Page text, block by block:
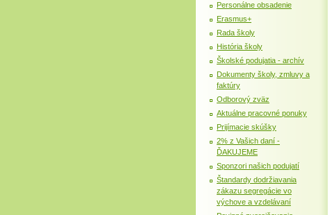
Personálne obsadenie
Erasmus+
Rada školy
História školy
Školské podujatia - archív
Dokumenty školy, zmluvy a
faktúry
Odborový zväz
Aktuálne pracovné ponuky
Prijímacie skúšky
2% z Vašich daní -
ĎAKUJEME
Sponzori našich podujatí
Štandardy dodržiavania
zákazu segregácie vo
výchove a vzdelávaní